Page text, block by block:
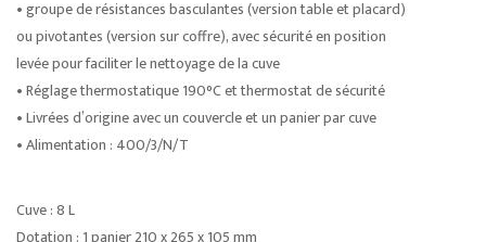
• groupe de résistances basculantes (version table et placard)
ou pivotantes (version sur coffre), avec sécurité en position
levée pour faciliter le nettoyage de la cuve
• Réglage thermostatique 190°C et thermostat de sécurité
• Livrées d’origine avec un couvercle et un panier par cuve
• Alimentation : 400/3/N/T
Cuve : 8 L